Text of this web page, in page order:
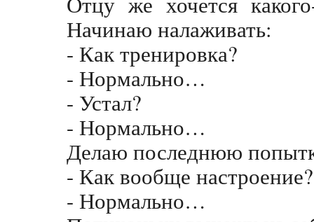
Начинаю налаживать:
- Как тренировка?
- Нормально…
- Устал?
- Нормально…
Делаю последнюю
- Как вообще настроение?
- Нормально…